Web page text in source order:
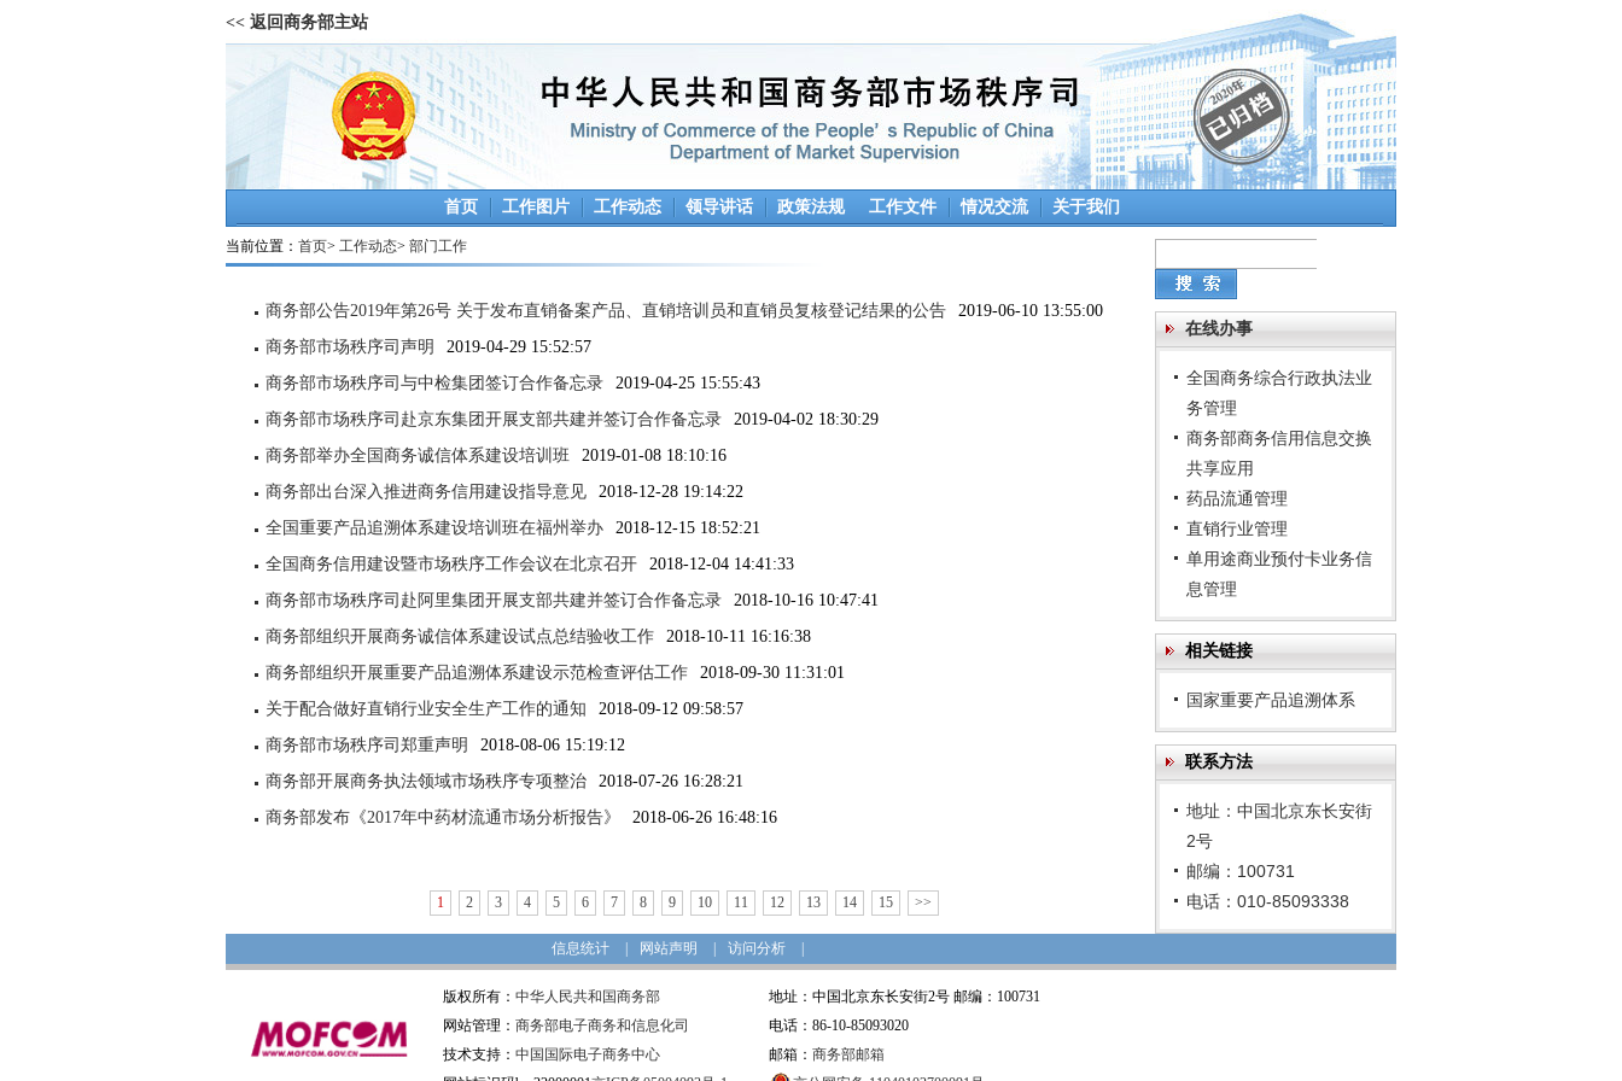
<< 返回商务部主站
首页 工作图片 工作动态 领导讲话 政策法规 工作文件 情况交流 关于我们
当前位置： 首页> 工作动态> 部门工作
商务部公告2019年第26号 关于发布直销备案产品、直销培训员和直销员复核登记结果的公告
2019-06-10 13:55:00
商务部市场秩序司声明
2019-04-29 15:52:57
商务部市场秩序司与中检集团签订合作备忘录
2019-04-25 15:55:43
商务部市场秩序司赴京东集团开展支部共建并签订合作备忘录
2019-04-02 18:30:29
商务部举办全国商务诚信体系建设培训班
2019-01-08 18:10:16
商务部出台深入推进商务信用建设指导意见
2018-12-28 19:14:22
全国重要产品追溯体系建设培训班在福州举办
2018-12-15 18:52:21
全国商务信用建设暨市场秩序工作会议在北京召开
2018-12-04 14:41:33
商务部市场秩序司赴阿里集团开展支部共建并签订合作备忘录
2018-10-16 10:47:41
商务部组织开展商务诚信体系建设试点总结验收工作
2018-10-11 16:16:38
商务部组织开展重要产品追溯体系建设示范检查评估工作
2018-09-30 11:31:01
关于配合做好直销行业安全生产工作的通知
2018-09-12 09:58:57
商务部市场秩序司郑重声明
2018-08-06 15:19:12
商务部开展商务执法领域市场秩序专项整治
2018-07-26 16:28:21
商务部发布《2017年中药材流通市场分析报告》
2018-06-26 16:48:16
1 2 3 4 5 6 7 8 9 10 11 12 13 14 15 >>
在线办事
全国商务综合行政执法业
务管理
商务部商务信用信息交换
共享应用
药品流通管理
直销行业管理
单用途商业预付卡业务信
息管理
相关链接
国家重要产品追溯体系
联系方法
地址：中国北京东长安街
2号
邮编：100731
电话：010-85093338
信息统计 网站声明 访问分析
版权所有： 中华人民共和国商务部
网站管理： 商务部电子商务和信息化司
技术支持： 中国国际电子商务中心
地址：中国北京东长安街2号 邮编：100731
电话：86-10-85093020
邮箱： 商务部邮箱